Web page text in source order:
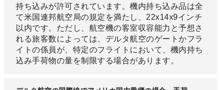
持ち込みが許可されています。機内持ち込み品は全
て米国連邦航空局の規定を満たし、22x14x9インチ
以内です。ただし、航空機の客室収容能力と予想さ
れる旅客数によっては、デルタ航空のゲートかフラ
イトの係員が、特定のフライトにおいて、機内持ち
込み手荷物の量を制限する場合があります。